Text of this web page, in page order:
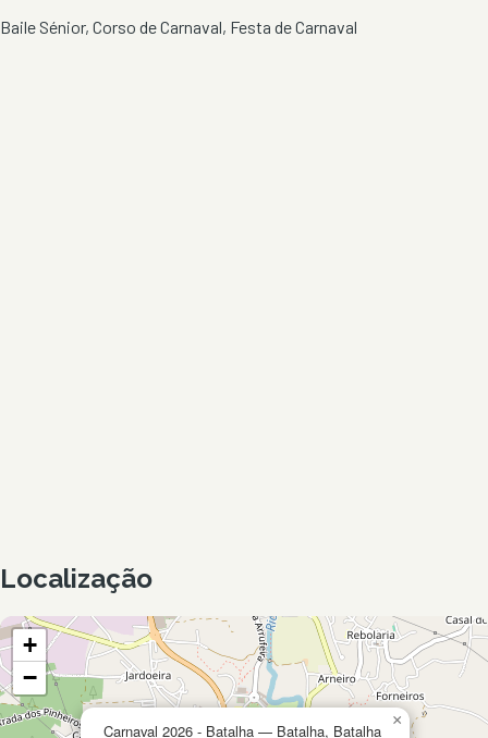
Baile Sénior, Corso de Carnaval, Festa de Carnaval
Localização
Carnaval 2026 - Batalha — Batalha, Batalha
×
+
−